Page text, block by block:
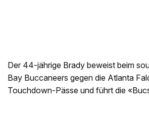
Der 44-jährige Brady beweist beim
Bay Buccaneers gegen die Atlanta
Touchdown-Pässe und führt die